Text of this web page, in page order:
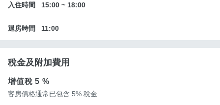
入住時間 15:00 ~ 18:00
退房時間 11:00
稅金及附加費用
增值稅5 %
客房價格通常已包含 5% 稅金